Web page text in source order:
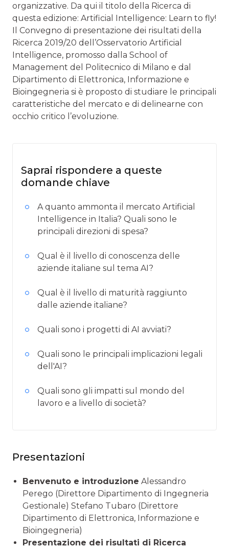
organizzative. Da qui il titolo della Ricerca di
questa edizione: Artificial Intelligence: Learn to fly!
Il Convegno di presentazione dei risultati della
Ricerca 2019/20 dell’Osservatorio Artificial
Intelligence, promosso dalla School of
Management del Politecnico di Milano e dal
Dipartimento di Elettronica, Informazione e
Bioingegneria si è proposto di studiare le principali
caratteristiche del mercato e di delinearne con
occhio critico l’evoluzione.
Saprai rispondere a queste
domande chiave
A quanto ammonta il mercato Artificial
Intelligence in Italia? Quali sono le
principali direzioni di spesa?
Qual è il livello di conoscenza delle
aziende italiane sul tema AI?
Qual è il livello di maturità raggiunto
dalle aziende italiane?
Quali sono i progetti di AI avviati?
Quali sono le principali implicazioni legali
dell'AI?
Quali sono gli impatti sul mondo del
lavoro e a livello di società?
Presentazioni
Benvenuto e introduzione Alessandro
Perego (Direttore Dipartimento di Ingegneria
Gestionale) Stefano Tubaro (Direttore
Dipartimento di Elettronica, Informazione e
Bioingegneria)
Presentazione dei risultati di Ricerca